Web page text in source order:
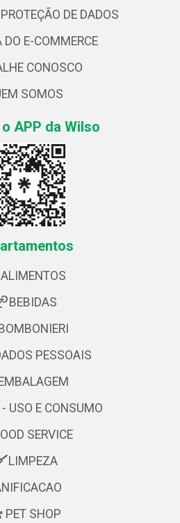
DE DADOS
DO E-COMMERCE
CONOSCO
SOMOS
APP da Wilso
ALIMENTOS
BEBIDAS
BOMBONIERI
PESSOAIS
EMBALAGEM
USO E CONSUMO
SERVICE
LIMPEZA
PET SHOP